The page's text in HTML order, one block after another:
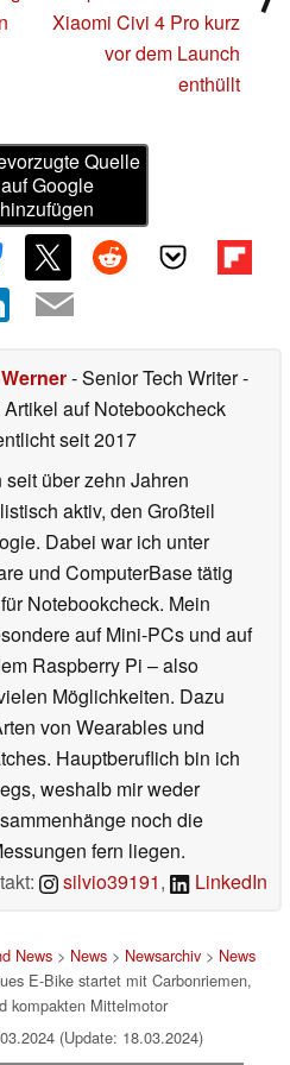
Xiaomi Civi 4 Pro kurz
vor dem Launch
enthüllt
Quelle
auf Google
hinzufügen
- Senior Tech Writer-
auf Notebookcheck
seit 2017
seit über zehn Jahren
aktiv, den Großteil
Dabei war ich unter
und ComputerBase tätig
Notebookcheck. Mein
auf Mini-PCs und auf
Raspberry Pi – also
Möglichkeiten. Dazu
von Wearables und
Hauptberuflich bin ich
weshalb mir weder
noch die
fern liegen.
silvio39191, LinkedIn
News> News> Newsarchiv> News
E-Bike startet mit Carbonriemen,
kompakten Mittelmotor
(Update: 18.03.2024)